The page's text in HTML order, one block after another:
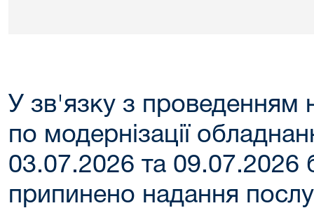
У зв'язку з проведенням
по модернізації
03.07.2026 та 09.07.2026
припинено надання